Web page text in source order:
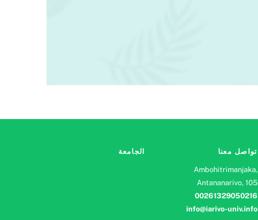
تواصل معنا
Ambohitrimanjaka,
Antananarivo, 105
00261329050216
info@iarivo-univ.info
الجامعة